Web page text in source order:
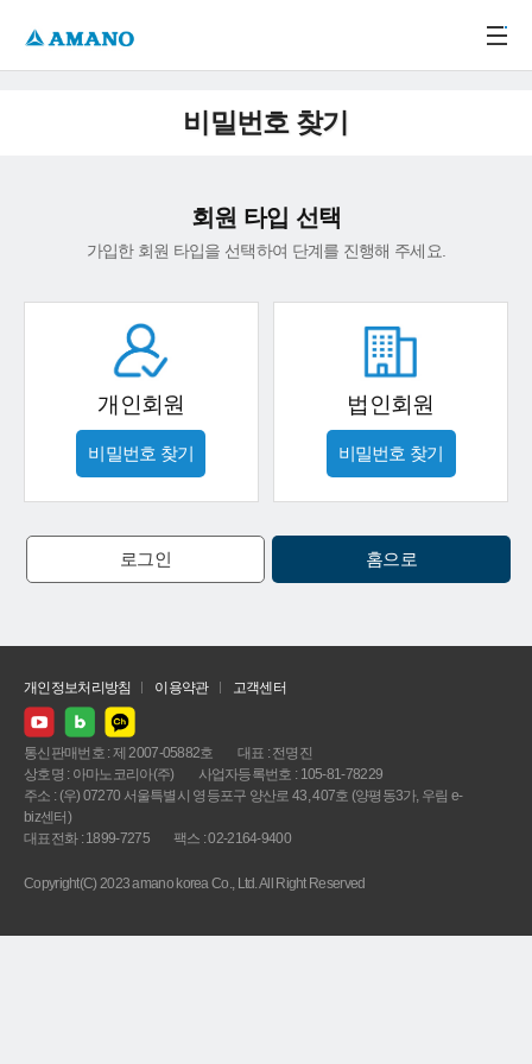
비밀번호 찾기
회원 타입 선택
가입한 회원 타입을 선택하여 단계를 진행해 주세요.
개인회원
비밀번호 찾기
법인회원
비밀번호 찾기
로그인 홈으로
개인정보처리방침 이용약관 고객센터
통신판매번호 : 제 2007-05882호
대표 : 전명진
상호명 : 아마노코리아(주)
사업자등록번호 : 105-81-78229
주소 : (우) 07270 서울특별시 영등포구 양산로 43, 407호 (양평동3가, 우림 e-
biz센터)
대표전화 : 1899-7275
팩스 : 02-2164-9400
Copyright(C) 2023 amano korea Co., Ltd. All Right Reserved